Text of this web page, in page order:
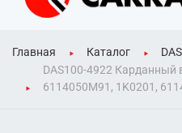
Главная Каталог
DAS
DAS100-4922 Карданный
6114050M91, 1K0201,